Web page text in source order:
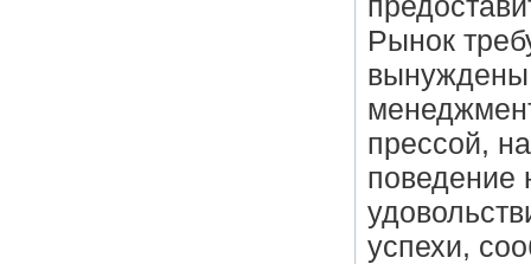
Рынок
вынуждены
прессой,
поведение
успехи,